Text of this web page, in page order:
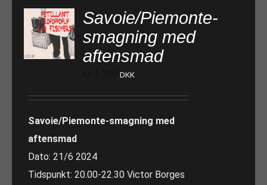
Savoie/Piemonte-
smagning med
aftensmad
DKK
Savoie/Piemonte-smagning med
aftensmad
Dato: 21/6 2024
Tidspunkt: 20.00-22.30 Victor Borges